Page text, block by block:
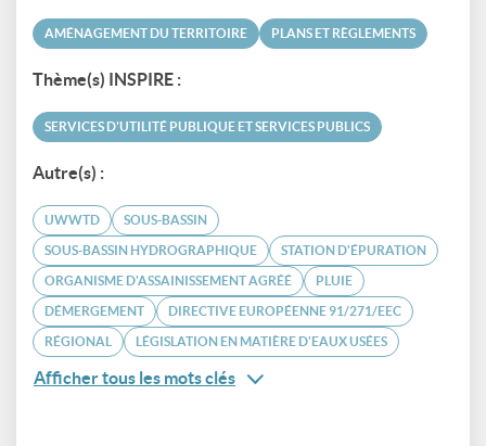
AMÉNAGEMENT DU TERRITOIRE PLANS ET RÈGLEMENTS
Thème(s) INSPIRE :
SERVICES D'UTILITÉ PUBLIQUE ET SERVICES PUBLICS
Autre(s) :
UWWTD SOUS-BASSIN
SOUS-BASSIN HYDROGRAPHIQUE STATION D'ÉPURATION
ORGANISME D'ASSAINISSEMENT AGRÉÉ PLUIE
DÉMERGEMENT DIRECTIVE EUROPÉENNE 91/271/EEC
RÉGIONAL LÉGISLATION EN MATIÈRE D'EAUX USÉES
Afficher tous les mots clés